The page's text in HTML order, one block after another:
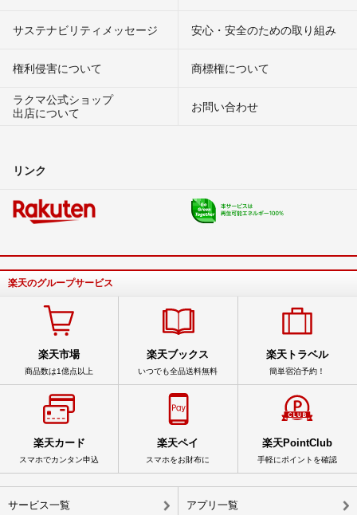
サステナビリティメッセージ 安心・安全のための取り組み
権利侵害について
商標権について
ラクマ公式ショップ
出店について
お問い合わせ
リンク
楽天のグループサービス
楽天市場
商品数は1億点以上
楽天ブックス
いつでも全品送料無料
楽天トラベル
簡単宿泊予約！
楽天カード
スマホでカンタン申込
楽天ペイ
スマホをお財布に
楽天PointClub
手軽にポイントを確認
サービス一覧 アプリ一覧